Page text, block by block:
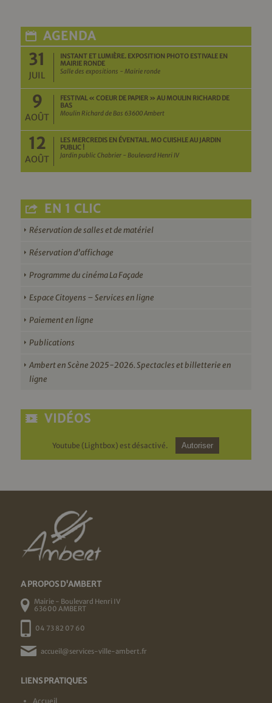
AGENDA
31
JUIL
INSTANT ET LUMIÈRE. EXPOSITION PHOTO ESTIVALE EN
MAIRIE RONDE
Salle des expositions - Mairie ronde
9
AOÛT
FESTIVAL « COEUR DE PAPIER » AU MOULIN RICHARD DE
BAS
Moulin Richard de Bas 63600 Ambert
12
AOÛT
LES MERCREDIS EN ÉVENTAIL. MO CUISHLE AU JARDIN
PUBLIC !
Jardin public Chabrier - Boulevard Henri IV
EN 1 CLIC
Réservation de salles et de matériel
Réservation d’affichage
Programme du cinéma La Façade
Espace Citoyens – Services en ligne
Paiement en ligne
Publications
Ambert en Scène 2025-2026. Spectacles et billetterie en
ligne
VIDÉOS
Youtube (Lightbox) est désactivé. Autoriser
A PROPOS D'AMBERT
Mairie - Boulevard Henri IV
63600 AMBERT
04 73 82 07 60
accueil@services-ville-ambert.fr
LIENS PRATIQUES
Accueil